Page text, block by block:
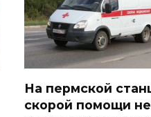
На пермской
скорой помощи не